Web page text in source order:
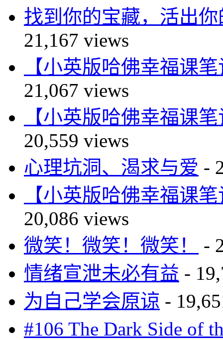
找到你的宝藏，活出
21,167 views
【小英版哈佛幸福课
21,067 views
【小英版哈佛幸福课
20,559 views
心理坑洞、渴求与爱 -
【小英版哈佛幸福课
20,086 views
微笑！微笑！微笑！
-
情绪宣泄未必有益 -
为自己学会原谅 -
#106 The Dark Side of